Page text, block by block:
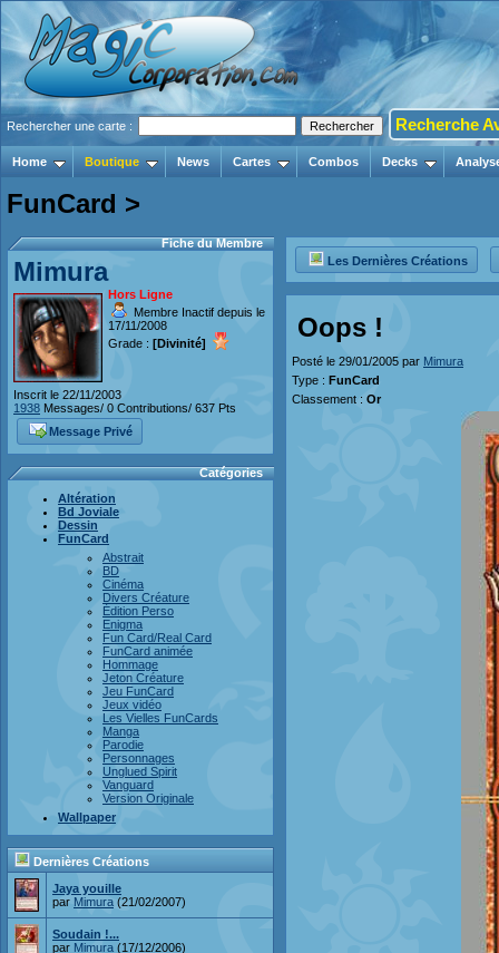
Rechercher une carte : Recherche
Home Boutique News Cartes Combos Decks
FunCard >
Fiche du Membre
Mimura
Hors Ligne
Membre Inactif depuis le
17/11/2008
Grade : [Divinité]
Inscrit le 22/11/2003
1938 Messages/ 0 Contributions/ 637 Pts
Message Privé
Catégories
Altération
Bd Joviale
Dessin
FunCard
Abstrait
BD
Cinéma
Divers Créature
Édition Perso
Enigma
Fun Card/Real Card
FunCard animée
Hommage
Jeton Créature
Jeu FunCard
Jeux vidéo
Les Vielles FunCards
Manga
Parodie
Personnages
Unglued Spirit
Vanguard
Version Originale
Wallpaper
Dernières Créations
Jaya youille
par Mimura (21/02/2007)
Soudain !...
par Mimura (17/12/2006)
Les Dernières Créations
Oops !
Posté le 29/01/2005 par Mimura
Type : FunCard
Classement : Or